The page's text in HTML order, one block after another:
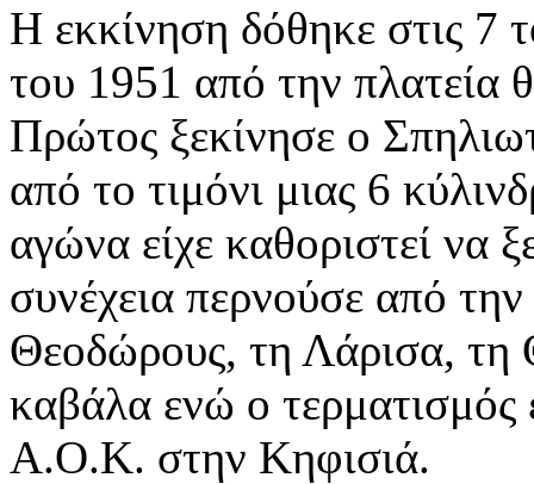
Η εκκίνηση δόθηκε στις 7
του 1951 από την πλατεία
Πρώτος ξεκίνησε ο
από το τιμόνι μιας 6
αγώνα είχε καθοριστεί να
συνέχεια περνούσε από
Θεοδώρους, τη Λάρισα, τη
καβάλα ενώ ο τερματισμός
Α.Ο.Κ. στην Κηφισιά.